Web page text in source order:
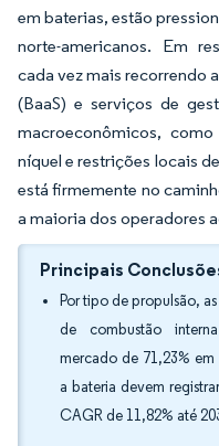
em baterias, estão
norte-americanos. Em
cada vez mais recorrendo
(BaaS) e serviços de
macroeconômicos,
níquel e restrições locais
está firmemente no
a maioria dos operadores
Principais
Por tipo de propulsão,
de combustão
mercado de 71,23%
a bateria devem
CAGR de 11,82% até